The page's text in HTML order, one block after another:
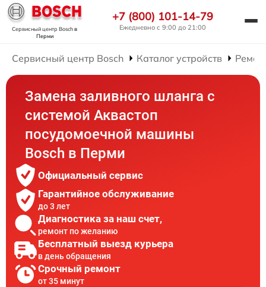
Сервисный центр Boschв
Перми
+7 (800) 101-14-79
Ежедневно с 9:00 до 21:00
Сервисный центр Bosch Каталог устройств
Замена заливного шланга с
системой Аквастоп
посудомоечной машины
Bosch в Перми
Официальный сервис
Гарантийное обслуживание
до 3 лет
Диагностика за наш счет,
ремонт по желанию
Бесплатный выезд курьера
в день обращения
Срочный ремонт
от 35 минут